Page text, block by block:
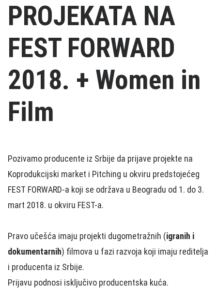
PROJEKATA NA
FEST FORWARD
2018. + Women in
Film
Pozivamo producente iz Srbije da prijave projekte na
Koprodukcijski market i Pitching u okviru predstojećeg
FEST FORWARD-a koji se održava u Beogradu od 1. do 3.
mart 2018. u okviru FEST-a.
Pravo učešća imaju projekti dugometražnih (igranih i
dokumentarnih) filmova u fazi razvoja koji imaju reditelja
i producenta iz Srbije.
Prijavu podnosi isključivo producentska kuća.